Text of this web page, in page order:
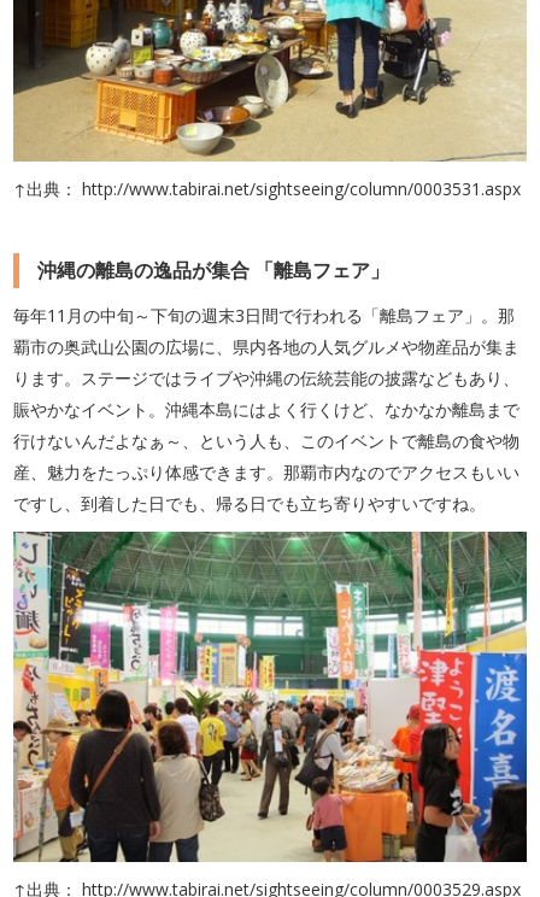
↑出典： http://www.tabirai.net/sightseeing/column/0003531.aspx
沖縄の離島の逸品が集合 「離島フェア」
毎年11月の中旬～下旬の週末3日間で行われる「離島フェア」。那
覇市の奥武山公園の広場に、県内各地の人気グルメや物産品が集ま
ります。ステージではライブや沖縄の伝統芸能の披露などもあり、
賑やかなイベント。沖縄本島にはよく行くけど、なかなか離島まで
行けないんだよなぁ～、という人も、このイベントで離島の食や物
産、魅力をたっぷり体感できます。那覇市内なのでアクセスもいい
ですし、到着した日でも、帰る日でも立ち寄りやすいですね。
↑出典： http://www.tabirai.net/sightseeing/column/0003529.aspx